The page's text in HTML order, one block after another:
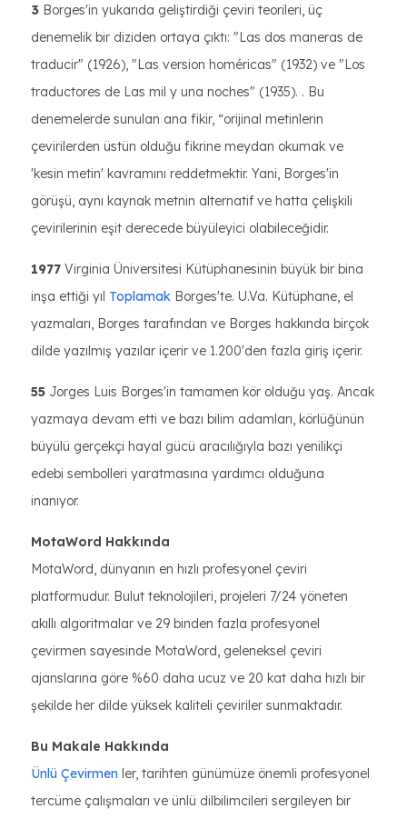
3 Borges'in yukarıda geliştirdiği çeviri teorileri, üç
denemelik bir diziden ortaya çıktı: "Las dos maneras de
traducir" (1926), "Las version homéricas" (1932) ve "Los
traductores de Las mil y una noches" (1935). . Bu
denemelerde sunulan ana fikir, “orijinal metinlerin
çevirilerden üstün olduğu fikrine meydan okumak ve
'kesin metin' kavramını reddetmektir. Yani, Borges'in
görüşü, aynı kaynak metnin alternatif ve hatta çelişkili
çevirilerinin eşit derecede büyüleyici olabileceğidir.
1977 Virginia Üniversitesi Kütüphanesinin büyük bir bina
inşa ettiği yıl Toplamak Borges'te. U.Va. Kütüphane, el
yazmaları, Borges tarafından ve Borges hakkında birçok
dilde yazılmış yazılar içerir ve 1.200'den fazla giriş içerir.
55 Jorges Luis Borges'in tamamen kör olduğu yaş. Ancak
yazmaya devam etti ve bazı bilim adamları, körlüğünün
büyülü gerçekçi hayal gücü aracılığıyla bazı yenilikçi
edebi sembolleri yaratmasına yardımcı olduğuna
inanıyor.
MotaWord Hakkında
MotaWord, dünyanın en hızlı profesyonel çeviri
platformudur. Bulut teknolojileri, projeleri 7/24 yöneten
akıllı algoritmalar ve 29 binden fazla profesyonel
çevirmen sayesinde MotaWord, geleneksel çeviri
ajanslarına göre %60 daha ucuz ve 20 kat daha hızlı bir
şekilde her dilde yüksek kaliteli çeviriler sunmaktadır.
Bu Makale Hakkında
Ünlü Çevirmen ler, tarihten günümüze önemli profesyonel
tercüme çalışmaları ve ünlü dilbilimcileri sergileyen bir